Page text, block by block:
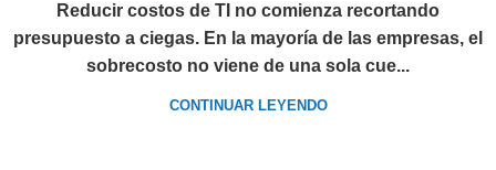
Reducir costos de TI no comienza recortando
presupuesto a ciegas. En la mayoría de las empresas, el
sobrecosto no viene de una sola cue...
CONTINUAR LEYENDO